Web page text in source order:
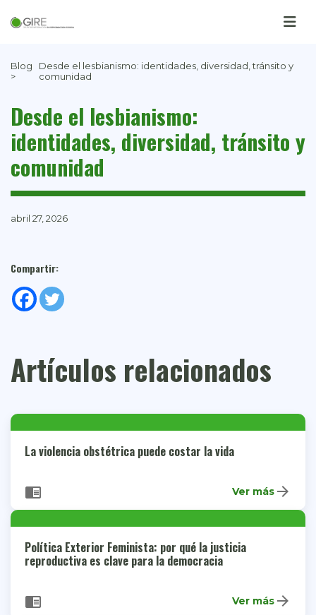
Blog
>
Desde el lesbianismo: identidades, diversidad, tránsito y
comunidad
Desde el lesbianismo:
identidades, diversidad, tránsito y
comunidad
abril 27, 2026
Compartir:
Artículos relacionados
La violencia obstétrica puede costar la vida
chrome_reader_mode Ver más arrow_forward
Política Exterior Feminista: por qué la justicia
reproductiva es clave para la democracia
chrome_reader_mode Ver más arrow_forward